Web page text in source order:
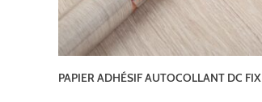
PAPIER ADHÉSIF AUTOCOLLANT DC FIX